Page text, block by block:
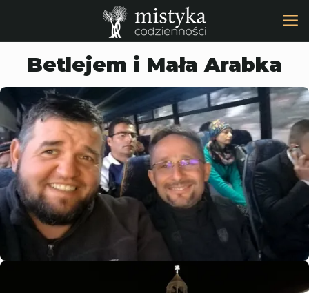
Betlejem i Mała Arabka